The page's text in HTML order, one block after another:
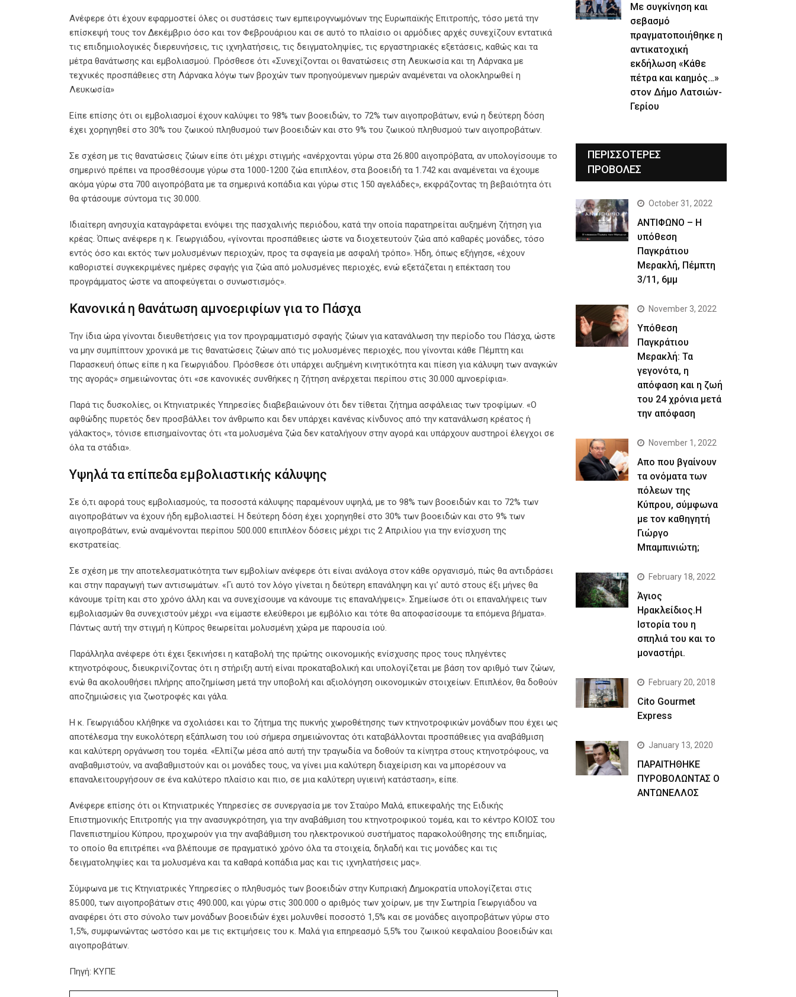
Ανέφερε ότι έχουν εφαρμοστεί όλες οι συστάσεις των εμπειρογνωμόνων της Ευρωπαϊκής Επιτροπής, τόσο μετά την
επίσκεψή τους τον Δεκέμβριο όσο και τον Φεβρουάριου και σε αυτό το πλαίσιο οι αρμόδιες αρχές συνεχίζουν εντατικά
τις επιδημιολογικές διερευνήσεις, τις ιχνηλατήσεις, τις δειγματοληψίες, τις εργαστηριακές εξετάσεις, καθώς και τα
μέτρα θανάτωσης και εμβολιασμού. Πρόσθεσε ότι «Συνεχίζονται οι θανατώσεις στη Λευκωσία και τη Λάρνακα με
τεχνικές προσπάθειες στη Λάρνακα λόγω των βροχών των προηγούμενων ημερών αναμένεται να ολοκληρωθεί η
Λευκωσία»
Είπε επίσης ότι οι εμβολιασμοί έχουν καλύψει το 98% των βοοειδών, το 72% των αιγοπροβάτων, ενώ η δεύτερη δόση
έχει χορηγηθεί στο 30% του ζωικού πληθυσμού των βοοειδών και στο 9% του ζωικού πληθυσμού των αιγοπροβάτων.
Σε σχέση με τις θανατώσεις ζώων είπε ότι μέχρι στιγμής «ανέρχονται γύρω στα 26.800 αιγοπρόβατα, αν υπολογίσουμε το
σημερινό πρέπει να προσθέσουμε γύρω στα 1000-1200 ζώα επιπλέον, στα βοοειδή τα 1.742 και αναμένεται να έχουμε
ακόμα γύρω στα 700 αιγοπρόβατα με τα σημερινά κοπάδια και γύρω στις 150 αγελάδες», εκφράζοντας τη βεβαιότητα ότι
θα φτάσουμε σύντομα τις 30.000.
Ιδιαίτερη ανησυχία καταγράφεται ενόψει της πασχαλινής περιόδου, κατά την οποία παρατηρείται αυξημένη ζήτηση για
κρέας. Όπως ανέφερε η κ. Γεωργιάδου, «γίνονται προσπάθειες ώστε να διοχετευτούν ζώα από καθαρές μονάδες, τόσο
εντός όσο και εκτός των μολυσμένων περιοχών, προς τα σφαγεία με ασφαλή τρόπο». Ήδη, όπως εξήγησε, «έχουν
καθοριστεί συγκεκριμένες ημέρες σφαγής για ζώα από μολυσμένες περιοχές, ενώ εξετάζεται η επέκταση του
προγράμματος ώστε να αποφεύγεται ο συνωστισμός».
Κανονικά η θανάτωση αμνοεριφίων για το Πάσχα
Την ίδια ώρα γίνονται διευθετήσεις για τον προγραμματισμό σφαγής ζώων για κατανάλωση την περίοδο του Πάσχα, ώστε
να μην συμπίπτουν χρονικά με τις θανατώσεις ζώων από τις μολυσμένες περιοχές, που γίνονται κάθε Πέμπτη και
Παρασκευή όπως είπε η κα Γεωργιάδου. Πρόσθεσε ότι υπάρχει αυξημένη κινητικότητα και πίεση για κάλυψη των αναγκών
της αγοράς» σημειώνοντας ότι «σε κανονικές συνθήκες η ζήτηση ανέρχεται περίπου στις 30.000 αμνοερίφια».
Παρά τις δυσκολίες, οι Κτηνιατρικές Υπηρεσίες διαβεβαιώνουν ότι δεν τίθεται ζήτημα ασφάλειας των τροφίμων. «Ο
αφθώδης πυρετός δεν προσβάλλει τον άνθρωπο και δεν υπάρχει κανένας κίνδυνος από την κατανάλωση κρέατος ή
γάλακτος», τόνισε επισημαίνοντας ότι «τα μολυσμένα ζώα δεν καταλήγουν στην αγορά και υπάρχουν αυστηροί έλεγχοι σε
όλα τα στάδια».
Υψηλά τα επίπεδα εμβολιαστικής κάλυψης
Σε ό,τι αφορά τους εμβολιασμούς, τα ποσοστά κάλυψης παραμένουν υψηλά, με το 98% των βοοειδών και το 72% των
αιγοπροβάτων να έχουν ήδη εμβολιαστεί. Η δεύτερη δόση έχει χορηγηθεί στο 30% των βοοειδών και στο 9% των
αιγοπροβάτων, ενώ αναμένονται περίπου 500.000 επιπλέον δόσεις μέχρι τις 2 Απριλίου για την ενίσχυση της
εκστρατείας.
Σε σχέση με την αποτελεσματικότητα των εμβολίων ανέφερε ότι είναι ανάλογα στον κάθε οργανισμό, πώς θα αντιδράσει
και στην παραγωγή των αντισωμάτων. «Γι αυτό τον λόγο γίνεται η δεύτερη επανάληψη και γι’ αυτό στους έξι μήνες θα
κάνουμε τρίτη και στο χρόνο άλλη και να συνεχίσουμε να κάνουμε τις επαναλήψεις». Σημείωσε ότι οι επαναλήψεις των
εμβολιασμών θα συνεχιστούν μέχρι «να είμαστε ελεύθεροι με εμβόλιο και τότε θα αποφασίσουμε τα επόμενα βήματα».
Πάντως αυτή την στιγμή η Κύπρος θεωρείται μολυσμένη χώρα με παρουσία ιού.
Παράλληλα ανέφερε ότι έχει ξεκινήσει η καταβολή της πρώτης οικονομικής ενίσχυσης προς τους πληγέντες
κτηνοτρόφους, διευκρινίζοντας ότι η στήριξη αυτή είναι προκαταβολική και υπολογίζεται με βάση τον αριθμό των ζώων,
ενώ θα ακολουθήσει πλήρης αποζημίωση μετά την υποβολή και αξιολόγηση οικονομικών στοιχείων. Επιπλέον, θα δοθούν
αποζημιώσεις για ζωοτροφές και γάλα.
Η κ. Γεωργιάδου κλήθηκε να σχολιάσει και το ζήτημα της πυκνής χωροθέτησης των κτηνοτροφικών μονάδων που έχει ως
αποτέλεσμα την ευκολότερη εξάπλωση του ιού σήμερα σημειώνοντας ότι καταβάλλονται προσπάθειες για αναβάθμιση
και καλύτερη οργάνωση του τομέα. «Ελπίζω μέσα από αυτή την τραγωδία να δοθούν τα κίνητρα στους κτηνοτρόφους, να
αναβαθμιστούν, να αναβαθμιστούν και οι μονάδες τους, να γίνει μια καλύτερη διαχείριση και να μπορέσουν να
επαναλειτουργήσουν σε ένα καλύτερο πλαίσιο και πιο, σε μια καλύτερη υγιεινή κατάσταση», είπε.
Ανέφερε επίσης ότι οι Κτηνιατρικές Υπηρεσίες σε συνεργασία με τον Σταύρο Μαλά, επικεφαλής της Ειδικής
Επιστημονικής Επιτροπής για την ανασυγκρότηση, για την αναβάθμιση του κτηνοτροφικού τομέα, και το κέντρο ΚΟΙΟΣ του
Πανεπιστημίου Κύπρου, προχωρούν για την αναβάθμιση του ηλεκτρονικού συστήματος παρακολούθησης της επιδημίας,
το οποίο θα επιτρέπει «να βλέπουμε σε πραγματικό χρόνο όλα τα στοιχεία, δηλαδή και τις μονάδες και τις
δειγματοληψίες και τα μολυσμένα και τα καθαρά κοπάδια μας και τις ιχνηλατήσεις μας».
Σύμφωνα με τις Κτηνιατρικές Υπηρεσίες ο πληθυσμός των βοοειδών στην Κυπριακή Δημοκρατία υπολογίζεται στις
85.000, των αιγοπροβάτων στις 490.000, και γύρω στις 300.000 ο αριθμός των χοίρων, με την Σωτηρία Γεωργιάδου να
αναφέρει ότι στο σύνολο των μονάδων βοοειδών έχει μολυνθεί ποσοστό 1,5% και σε μονάδες αιγοπροβάτων γύρω στο
1,5%, συμφωνώντας ωστόσο και με τις εκτιμήσεις του κ. Μαλά για επηρεασμό 5,5% του ζωικού κεφαλαίου βοοειδών και
αιγοπροβάτων.
Πηγή: ΚΥΠΕ
Με συγκίνηση και
σεβασμό
πραγματοποιήθηκε η
αντικατοχική
εκδήλωση «Κάθε
πέτρα και καημός…»
στον Δήμο Λατσιών-
Γερίου
ΠΕΡΙΣΣΟΤΕΡΕΣ
ΠΡΟΒΟΛΕΣ
October 31, 2022
ΑΝΤΙΦΩΝΟ – Η
υπόθεση
Παγκράτιου
Μερακλή, Πέμπτη
3/11, 6μμ
November 3, 2022
Yπόθεση
Παγκράτιου
Μερακλή: Τα
γεγονότα, η
απόφαση και η ζωή
του 24 χρόνια μετά
την απόφαση
November 1, 2022
Απο που βγαίνουν
τα ονόματα των
πόλεων της
Κύπρου, σύμφωνα
με τον καθηγητή
Γιώργο
Μπαμπινιώτη;
February 18, 2022
Άγιος
Ηρακλείδιος.Η
Ιστορία του η
σπηλιά του και το
μοναστήρι.
February 20, 2018
Cito Gourmet
Express
January 13, 2020
ΠΑΡΑΙΤΗΘΗΚΕ
ΠΥΡΟΒΟΛΩΝΤΑΣ Ο
ΑΝΤΩΝΕΛΛΟΣ